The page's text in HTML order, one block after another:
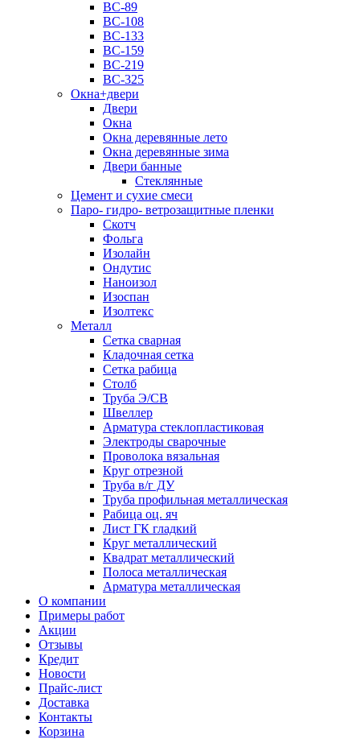
ВС-89
ВС-108
ВС-133
ВС-159
ВС-219
ВС-325
Окна+двери
Двери
Окна
Окна деревянные лето
Окна деревянные зима
Двери банные
Стеклянные
Цемент и сухие смеси
Паро- гидро- ветрозащитные пленки
Скотч
Фольга
Изолайн
Ондутис
Наноизол
Изоспан
Изолтекс
Металл
Сетка сварная
Кладочная сетка
Сетка рабица
Столб
Труба Э/СВ
Швеллер
Арматура стеклопластиковая
Электроды сварочные
Проволока вязальная
Круг отрезной
Труба в/г ДУ
Труба профильная металлическая
Рабица оц. яч
Лист ГК гладкий
Круг металлический
Квадрат металлический
Полоса металлическая
Арматура металлическая
О компании
Примеры работ
Акции
Отзывы
Кредит
Новости
Прайс-лист
Доставка
Контакты
Корзина